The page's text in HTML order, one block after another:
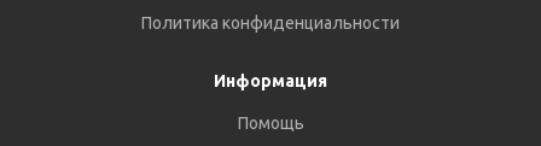
Политика конфиденциальности
Информация
Помощь